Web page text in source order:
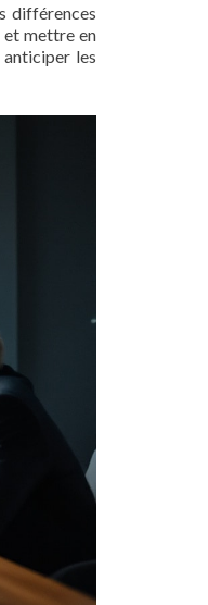
différences
et mettre en
les